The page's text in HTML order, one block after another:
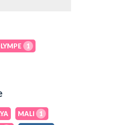
1
MALI
1